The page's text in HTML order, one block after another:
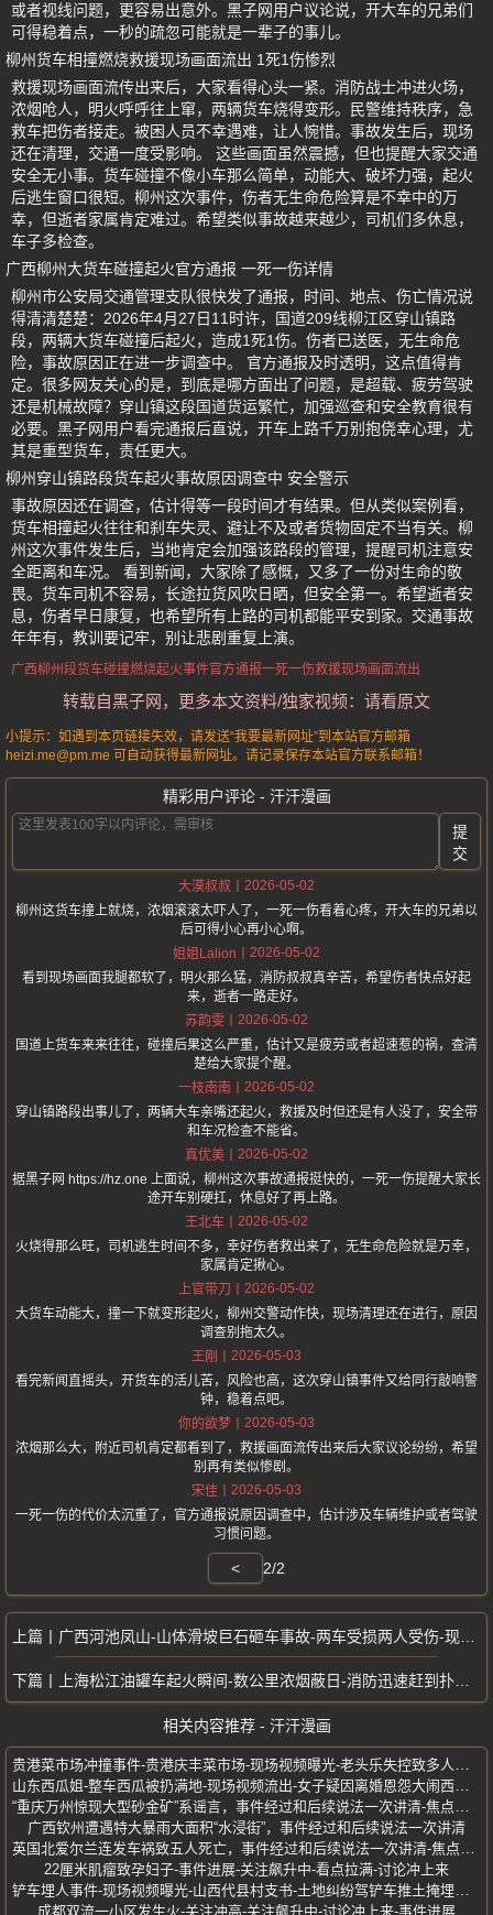
或者视线问题，更容易出意外。黑子网用户议论说，开大车的兄弟们
可得稳着点，一秒的疏忽可能就是一辈子的事儿。
柳州货车相撞燃烧救援现场画面流出 1死1伤惨烈
救援现场画面流传出来后，大家看得心头一紧。消防战士冲进火场，
浓烟呛人，明火呼呼往上窜，两辆货车烧得变形。民警维持秩序，急
救车把伤者接走。被困人员不幸遇难，让人惋惜。事故发生后，现场
还在清理，交通一度受影响。 这些画面虽然震撼，但也提醒大家交通
安全无小事。货车碰撞不像小车那么简单，动能大、破坏力强，起火
后逃生窗口很短。柳州这次事件，伤者无生命危险算是不幸中的万
幸，但逝者家属肯定难过。希望类似事故越来越少，司机们多休息，
车子多检查。
广西柳州大货车碰撞起火官方通报 一死一伤详情
柳州市公安局交通管理支队很快发了通报，时间、地点、伤亡情况说
得清清楚楚：2026年4月27日11时许，国道209线柳江区穿山镇路
段，两辆大货车碰撞后起火，造成1死1伤。伤者已送医，无生命危
险，事故原因正在进一步调查中。 官方通报及时透明，这点值得肯
定。很多网友关心的是，到底是哪方面出了问题，是超载、疲劳驾驶
还是机械故障？穿山镇这段国道货运繁忙，加强巡查和安全教育很有
必要。黑子网用户看完通报后直说，开车上路千万别抱侥幸心理，尤
其是重型货车，责任更大。
柳州穿山镇路段货车起火事故原因调查中 安全警示
事故原因还在调查，估计得等一段时间才有结果。但从类似案例看，
货车相撞起火往往和刹车失灵、避让不及或者货物固定不当有关。柳
州这次事件发生后，当地肯定会加强该路段的管理，提醒司机注意安
全距离和车况。 看到新闻，大家除了感慨，又多了一份对生命的敬
畏。货车司机不容易，长途拉货风吹日晒，但安全第一。希望逝者安
息，伤者早日康复，也希望所有上路的司机都能平安到家。交通事故
年年有，教训要记牢，别让悲剧重复上演。
广西柳州段货车碰撞燃烧起火事件官方通报一死一伤救援现场画面流出
转载自黑子网，更多本文资料/独家视频：请看原文
小提示：如遇到本页链接失效，请发送“我要最新网址”到本站官方邮箱
heizi.me@pm.me 可自动获得最新网址。请记录保存本站官方联系邮箱！
精彩用户评论 - 汗汗漫画
提
交
大漠叔叔
2026-05-02
柳州这货车撞上就烧，浓烟滚滚太吓人了，一死一伤看着心疼，开大车的兄弟以
后可得小心再小心啊。
姐姐Lalion
2026-05-02
看到现场画面我腿都软了，明火那么猛，消防叔叔真辛苦，希望伤者快点好起
来，逝者一路走好。
苏韵雯
2026-05-02
国道上货车来来往往，碰撞后果这么严重，估计又是疲劳或者超速惹的祸，查清
楚给大家提个醒。
一枝南南
2026-05-02
穿山镇路段出事儿了，两辆大车亲嘴还起火，救援及时但还是有人没了，安全带
和车况检查不能省。
真优美
2026-05-02
据黑子网 https://hz.one 上面说，柳州这次事故通报挺快的，一死一伤提醒大家长
途开车别硬扛，休息好了再上路。
王北车
2026-05-02
火烧得那么旺，司机逃生时间不多，幸好伤者救出来了，无生命危险就是万幸，
家属肯定揪心。
上官带刀
2026-05-02
大货车动能大，撞一下就变形起火，柳州交警动作快，现场清理还在进行，原因
调查别拖太久。
王刚
2026-05-03
看完新闻直摇头，开货车的活儿苦，风险也高，这次穿山镇事件又给同行敲响警
钟，稳着点吧。
你的欲梦
2026-05-03
浓烟那么大，附近司机肯定都看到了，救援画面流传出来后大家议论纷纷，希望
别再有类似惨剧。
宋佳
2026-05-03
一死一伤的代价太沉重了，官方通报说原因调查中，估计涉及车辆维护或者驾驶
习惯问题。
< 2/2
广西河池凤山-山体滑坡巨石砸车事故-两车受损两人受伤-现场惊现视频曝光
上海松江油罐车起火瞬间-数公里浓烟蔽日-消防迅速赶到扑灭火势全过程曝光
相关内容推荐 - 汗汗漫画
广西钦州遭遇特大暴雨大面积“水浸街”，事件经过和后续说法一次讲清
22厘米肌瘤致孕妇子-事件进展-关注飙升中-看点拉满-讨论冲上来
成都双流一小区发生火-关注冲高-关注飙升中-讨论冲上来-事件进展